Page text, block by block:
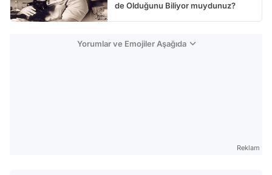
de Olduğunu Biliyor muydunuz?
Yorumlar ve Emojiler Aşağıda
Reklam